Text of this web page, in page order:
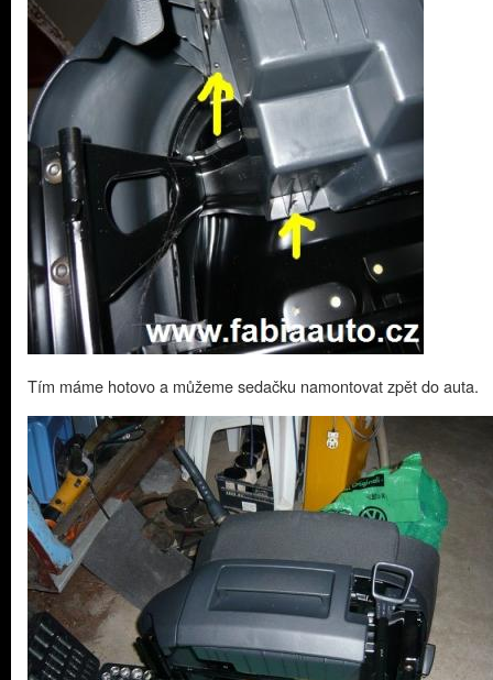
Tím máme hotovo a můžeme sedačku namontovat zpět do auta.